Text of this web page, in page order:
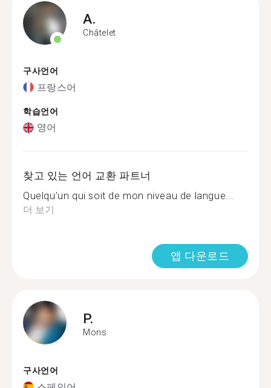
A.
Châtelet
구사언어
프랑스어
학습언어
영어
찾고 있는 언어 교환 파트너
Quelqu’un qui soit de mon niveau de langue...
더 보기
앱 다운로드
P.
Mons
구사언어